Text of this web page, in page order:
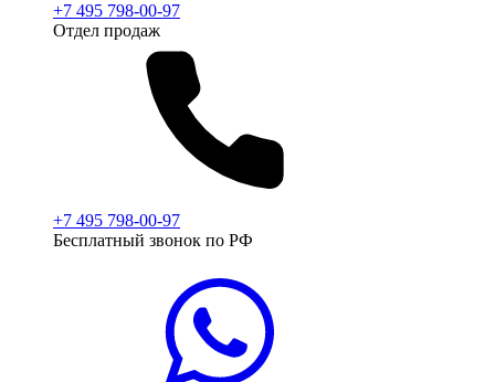
+7 495 798-00-97
Отдел продаж
+7 495 798-00-97
Бесплатный звонок по РФ